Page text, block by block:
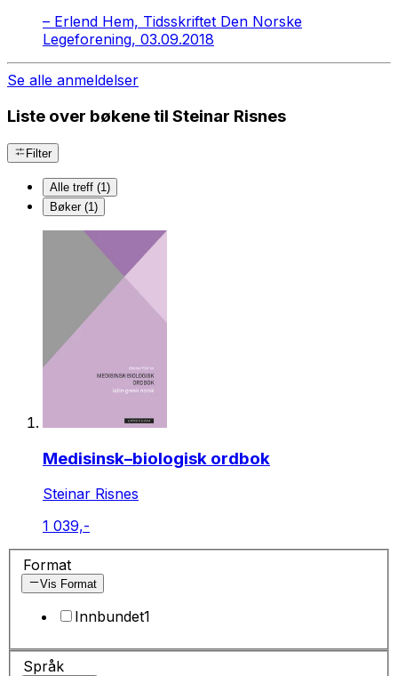
– Erlend Hem, Tidsskriftet Den Norske
Legeforening, 03.09.2018
Se alle anmeldelser
Liste over bøkene til Steinar Risnes
Filter
Alle treff (1)
Bøker (1)
Medisinsk–biologisk ordbok
Steinar Risnes
1 039,-
Format
Vis Format
Innbundet1
Språk